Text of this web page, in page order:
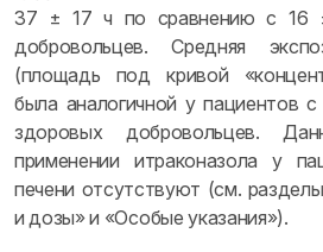
37 ± 17 ч по сравнению с 16
добровольцев. Средняя
(площадь под кривой
была аналогичной у пациентов
здоровых добровольцев.
применении итраконазола у
печени отсутствуют (см.
и дозы» и «Особые указания»).